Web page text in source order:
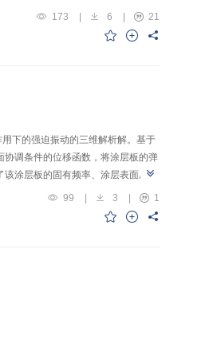
173 | 6 |
21
下的强迫振动的三维解析解。基于
调条件的位移函数，将涂层板的弹
涂层板的固有频率、涂层表面压力
99 | 3 |
1